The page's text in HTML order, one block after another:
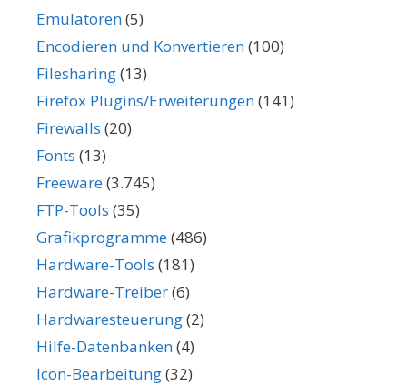
Emulatoren(5)
Encodieren und Konvertieren(100)
Filesharing(13)
Firefox Plugins/Erweiterungen(141)
Firewalls (20)
Fonts (13)
Freeware(3.745)
FTP-Tools (35)
Grafikprogramme(486)
Hardware-Tools (181)
Hardware-Treiber(6)
Hardwaresteuerung(2)
Hilfe-Datenbanken(4)
Icon-Bearbeitung(32)